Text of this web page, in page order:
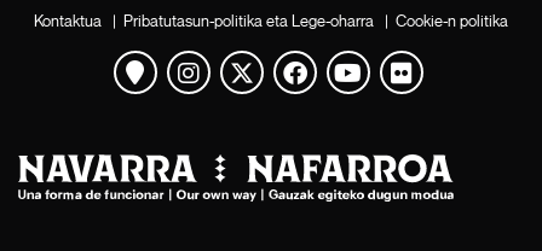
Kontaktua | Pribatutasun-politika eta Lege-oharra | Cookie-n politika
Mapa ikusi
Instagram
Twitter
Facebook
Youtube
Flickr